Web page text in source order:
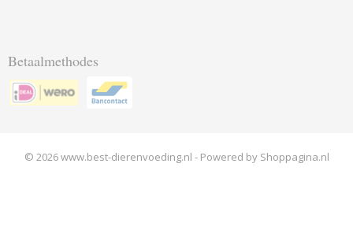
Betaalmethodes
© 2026 www.best-dierenvoeding.nl - Powered by Shoppagina.nl